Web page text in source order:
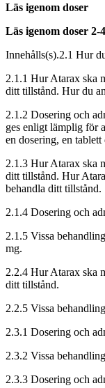
Läs igenom doser
Läs igenom doser 2-
Innehålls(s).2.1 Hur
2.1.1 Hur Atarax ska
ditt tillstånd. Hur du
2.1.2 Dosering och
ges enligt lämplig för
en dosering, en tablett
2.1.3 Hur Atarax ska
ditt tillstånd. Hur
behandla ditt tillstånd.
2.1.4 Dosering och
2.1.5 Vissa
mg.
2.2.4 Hur Atarax ska
ditt tillstånd.
2.2.5 Vissa
2.3.1 Dosering och
2.3.2 Vissa
2.3.3 Dosering och